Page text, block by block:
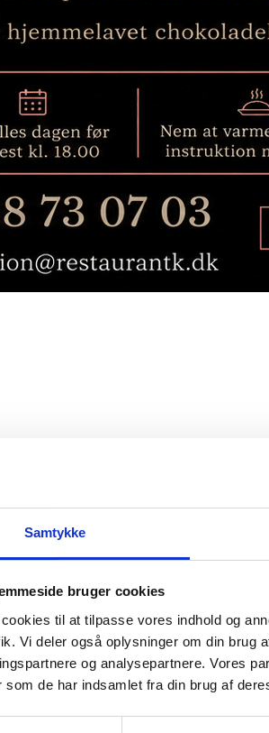
Samtykke
bruger cookies
til at tilpasse vores indhold og
Vi deler også oplysninger om din brug
og analysepartnere. Vores
som de har indsamlet fra din brug af